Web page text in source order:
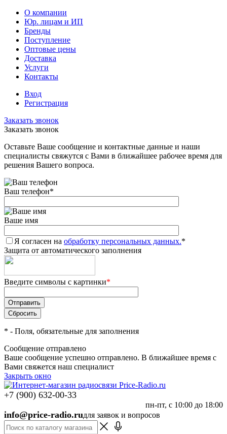
О компании
Юр. лицам и ИП
Бренды
Поступление
Оптовые цены
Доставка
Услуги
Контакты
Вход
Регистрация
Заказать звонок
Заказать звонок
Оставьте Ваше сообщение и контактные данные и наши
специалисты свяжутся с Вами в ближайшее рабочее время для
решения Вашего вопроса.
Ваш телефон*
Ваше имя
Я согласен на обработку персональных данных.*
Защита от автоматического заполнения
Введите символы с картинки*
* - Поля, обязательные для заполнения
Сообщение отправлено
Ваше сообщение успешно отправлено. В ближайшее время с
Вами свяжется наш специалист
Закрыть окно
+7 (900) 632-00-33
пн-пт, с 10:00 до 18:00
info@price-radio.ruдля заявок и вопросов